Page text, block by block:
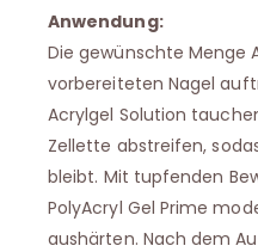
Anwendung:
Die gewünschte Menge
vorbereiteten Nagel
Acrylgel Solution
Zellette abstreifen,
bleibt. Mit tupfenden
PolyAcryl Gel Prime
aushärten. Nach dem